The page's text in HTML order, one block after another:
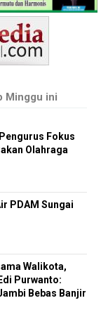
Minggu ini
Fokus
Olahraga
PDAM Sungai
Walikota,
Purwanto:
Bebas Banjir